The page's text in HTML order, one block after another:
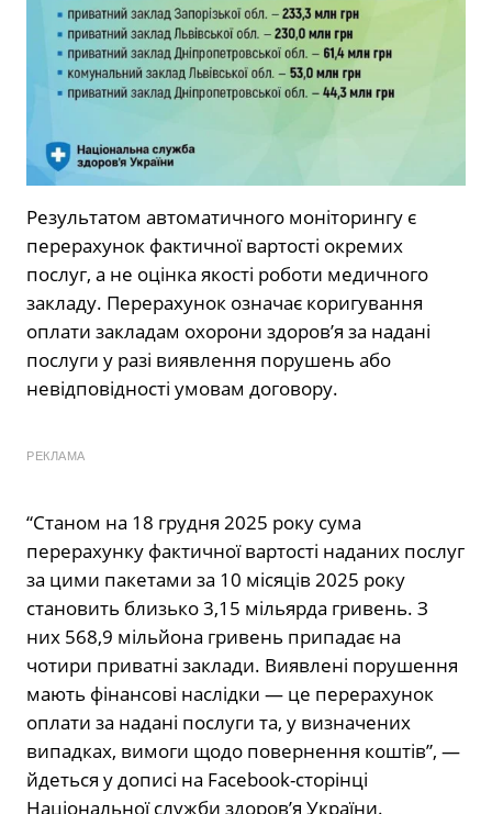
Результатом автоматичного моніторингу є
перерахунок фактичної вартості окремих
послуг, а не оцінка якості роботи медичного
закладу. Перерахунок означає коригування
оплати закладам охорони здоров’я за надані
послуги у разі виявлення порушень або
невідповідності умовам договору.
РЕКЛАМА
“Станом на 18 грудня 2025 року сума
перерахунку фактичної вартості наданих послуг
за цими пакетами за 10 місяців 2025 року
становить близько 3,15 мільярда гривень. З
них 568,9 мільйона гривень припадає на
чотири приватні заклади. Виявлені порушення
мають фінансові наслідки — це перерахунок
оплати за надані послуги та, у визначених
випадках, вимоги щодо повернення коштів”, —
йдеться у дописі на Facebook-сторінці
Національної служби здоров’я України.